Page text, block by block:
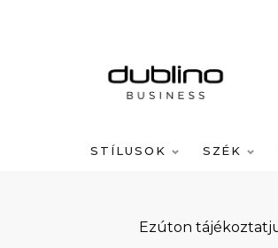
STÍLUSOK SZÉK
Ezúton